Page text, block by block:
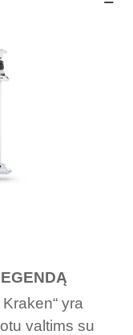
yra
valtims su